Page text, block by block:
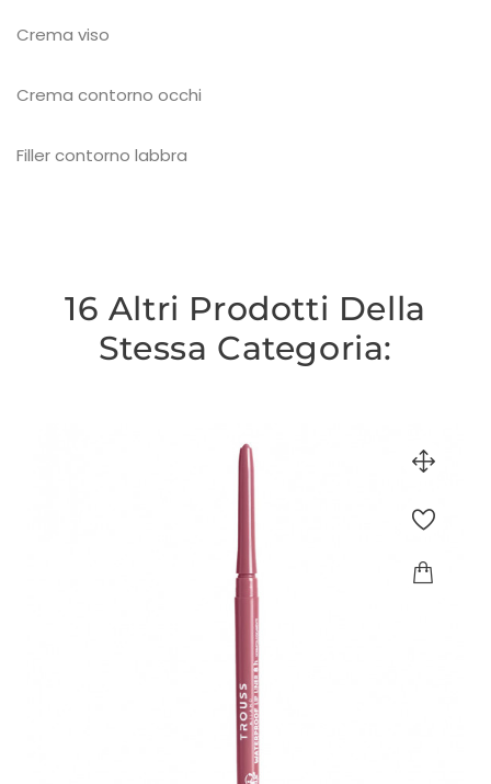
Crema viso
Crema contorno occhi
Filler contorno labbra
16 Altri Prodotti Della
Stessa Categoria: